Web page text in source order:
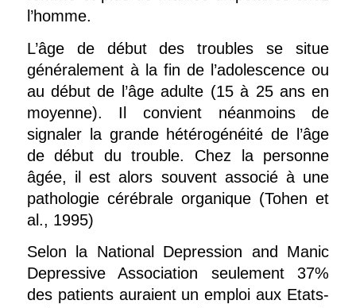
l’homme.
L’âge de début des troubles se situe
généralement à la fin de l’adolescence ou
au début de l’âge adulte (15 à 25 ans en
moyenne). Il convient néanmoins de
signaler la grande hétérogénéité de l’âge
de début du trouble. Chez la personne
âgée, il est alors souvent associé à une
pathologie cérébrale organique (Tohen et
al., 1995)
Selon la National Depression and Manic
Depressive Association seulement 37%
des patients auraient un emploi aux Etats-